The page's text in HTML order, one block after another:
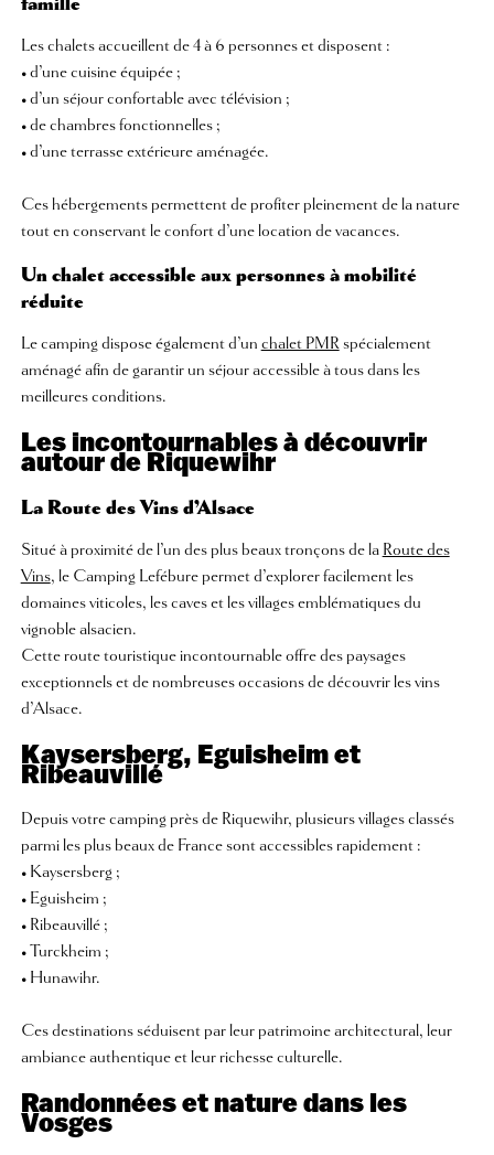
Les chalets accueillent de 4 à 6 personnes et disposent :
• d’une cuisine équipée ;
• d’un séjour confortable avec télévision ;
• de chambres fonctionnelles ;
• d’une terrasse extérieure aménagée.
Ces hébergements permettent de profiter pleinement de la nature
tout en conservant le confort d’une location de vacances.
Un chalet accessible aux personnes à mobilité
réduite
Le camping dispose également d’un chalet PMRspécialement
aménagé afin de garantir un séjour accessible à tous dans les
meilleures conditions.
Les incontournables à découvrir
autour de Riquewihr
La Route des Vins d’Alsace
Situé à proximité de l’un des plus beaux tronçons de la Route des
Vins, le Camping Lefébure permet d’explorer facilement les
domaines viticoles, les caves et les villages emblématiques du
vignoble alsacien.
Cette route touristique incontournable offre des paysages
exceptionnels et de nombreuses occasions de découvrir les vins
d’Alsace.
Kaysersberg, Eguisheim et
Ribeauvillé
Depuis votre camping près de Riquewihr, plusieurs villages classés
parmi les plus beaux de France sont accessibles rapidement :
• Kaysersberg ;
• Eguisheim ;
• Ribeauvillé ;
• Turckheim ;
• Hunawihr.
Ces destinations séduisent par leur patrimoine architectural, leur
ambiance authentique et leur richesse culturelle.
Randonnées et nature dans les
Vosges